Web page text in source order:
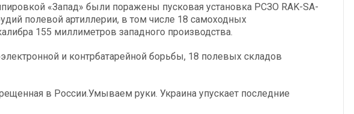
«Запад» были поражены пусковая установка РСЗО RAK-SA-
полевой артиллерии, в том числе 18 самоходных
155 миллиметров западного производства.
и контрбатарейной борьбы, 18 полевых складов
в России.Умываем руки. Украина упускает последние